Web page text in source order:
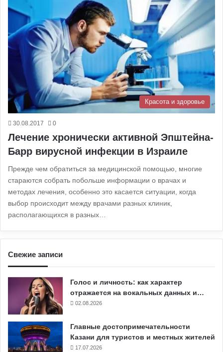
Красота и здоровье
30.08.2017 0
Лечение хронически активной Эпштейна-
Барр вирусной инфекции в Израиле
Прежде чем обратиться за медицинской помощью, многие
стараются собрать побольше информации о врачах и
методах лечения, особенно это касается ситуации, когда
выбор происходит между врачами разных клиник,
располагающихся в разных…
Свежие записи
Голос и личность: как характер
отражается на вокальных данных и…
02.08.2026
Главные достопримечательности
Казани для туристов и местных жителей
17.07.2026